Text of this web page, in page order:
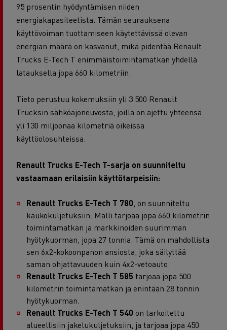
95 prosentin hyödyntämisen niiden
energiakapasiteetista. Tämän seurauksena
käyttövoiman tuottamiseen käytettävissä olevan
energian määrä on kasvanut, mikä pidentää Renault
Trucks E-Tech T enimmäistoimintamatkan yhdellä
latauksella jopa 660 kilometriin.
Tieto perustuu kokemuksiin yli 3 500 Renault
Trucksin sähköajoneuvosta, joilla on ajettu yhteensä
yli 130 miljoonaa kilometriä oikeissa
käyttöolosuhteissa.
Renault Trucks E-Tech T-sarja on suunniteltu
vastaamaan erilaisiin käyttötarpeisiin:
Renault Trucks E-Tech T 780 , on suunniteltu
kaukokuljetuksiin. Malli tarjoaa jopa 660 kilometrin
toimintamatkan ja markkinoiden suurimman
hyötykuorman, jopa 27 tonnia. Tämä on mahdollista
sen 6x2-kokoonpanon ansiosta, joka säilyttää
saman ohjattavuuden kuin 4x2-vetoauto.
Renault Trucks E-Tech T 585 tarjoaa jopa 500
kilometrin toimintamatkan ja enintään 28 tonnin
hyötykuorman.
Renault Trucks E-Tech T 540 on tarkoitettu
alueellisiin jakelukuljetuksiin, ja tarjoaa jopa 450